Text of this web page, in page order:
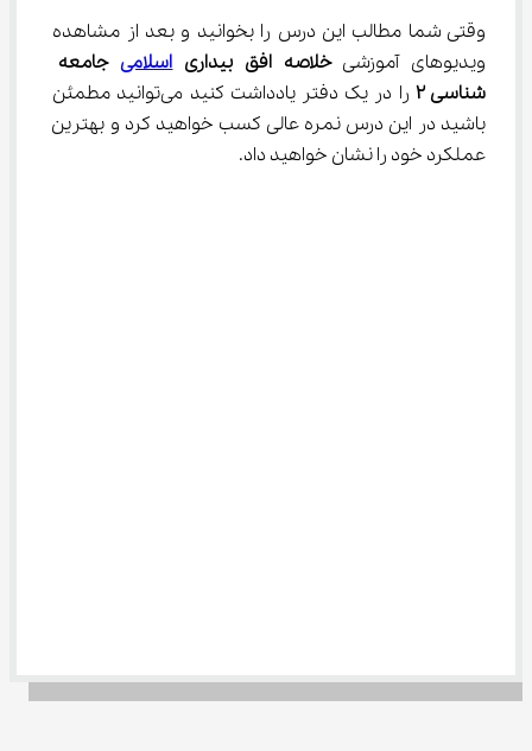
وقتی شما مطالب این درس را بخوانید و بعد از مشاهده
ویدیوهای آموزشی خلاصه افق بیداری اسلامی جامعه
شناسی ۲
را در یک دفتر یادداشت کنید می‌توانید مطمئن
باشید در این درس نمره عالی کسب خواهید کرد و بهترین
عملکرد خود را نشان خواهید داد.